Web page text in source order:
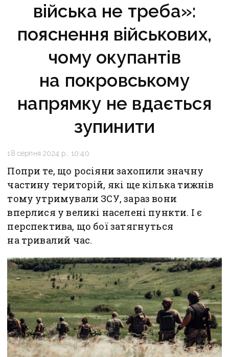
війська не треба»:
пояснення військових,
чому окупантів
на покровському
напрямку не вдається
зупинити
18 серпня 2024 р., 10:40
Попри те, що росіяни захопили значну
частину територій, які ще кілька тижнів
тому утримували ЗСУ, зараз вони
вперлися у великі населені пункти. І є
перспектива, що бої затягнуться
на тривалий час.